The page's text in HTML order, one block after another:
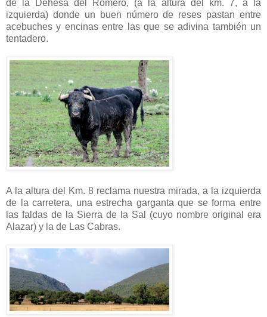
de la Dehesa del Romero, (a la altura del km. 7, a la
izquierda) donde un buen número de reses pastan entre
acebuches y encinas entre las que se adivina también un
tentadero.
A la altura del Km. 8 reclama nuestra mirada, a la izquierda
de la carretera, una estrecha garganta que se forma entre
las faldas de la Sierra de la Sal (cuyo nombre original era
Alazar) y la de Las Cabras.